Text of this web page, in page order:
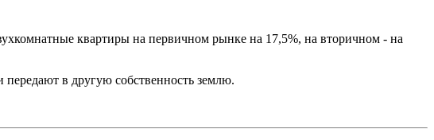
квартиры на первичном рынке на 17,5%, на вторичном - на
в другую собственность землю.